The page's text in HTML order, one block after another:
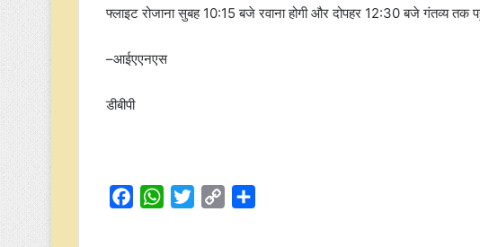
फ्लाइट रोजाना सुबह 10:15 बजे रवाना होगी और दोपहर 12:30 बजे गंतव्य तक
–आईएएनएस
डीबीपी
W